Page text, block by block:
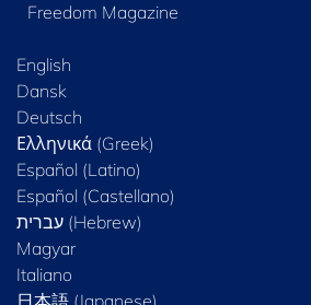
Freedom Magazine
English
Dansk
Deutsch
Ελληνικά (Greek)
Español (Latino)
Español (Castellano)
Magyar
Italiano